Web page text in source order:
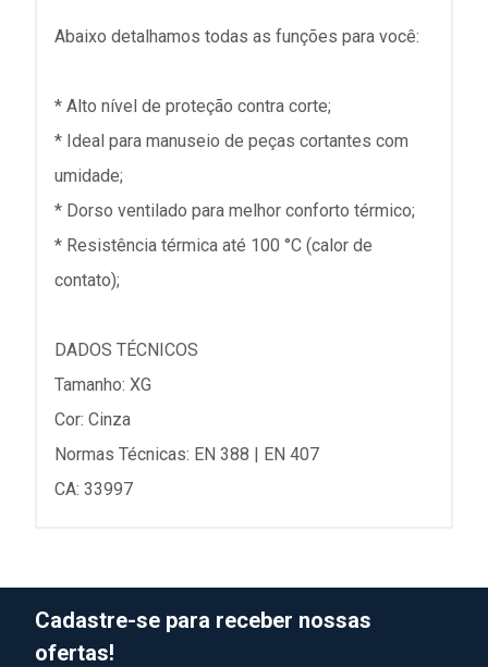
Abaixo detalhamos todas as funções para você:
* Alto nível de proteção contra corte;
* Ideal para manuseio de peças cortantes com
umidade;
* Dorso ventilado para melhor conforto térmico;
* Resistência térmica até 100 °C (calor de
contato);
DADOS TÉCNICOS
Tamanho: XG
Cor: Cinza
Normas Técnicas: EN 388 | EN 407
CA: 33997
Cadastre-se para receber nossas
ofertas!